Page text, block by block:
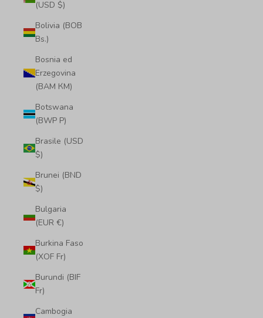
(USD $)
Bolivia (BOB
Bs.)
Bosnia ed
Erzegovina
(BAM КМ)
Botswana
(BWP P)
Brasile (USD
$)
Brunei (BND
$)
Bulgaria
(EUR €)
Burkina Faso
(XOF Fr)
Burundi (BIF
Fr)
Cambogia